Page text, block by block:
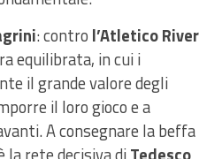
: contro l’Atletico River
equilibrata, in cui i
il grande valore degli
il loro gioco e a
A consegnare la beffa